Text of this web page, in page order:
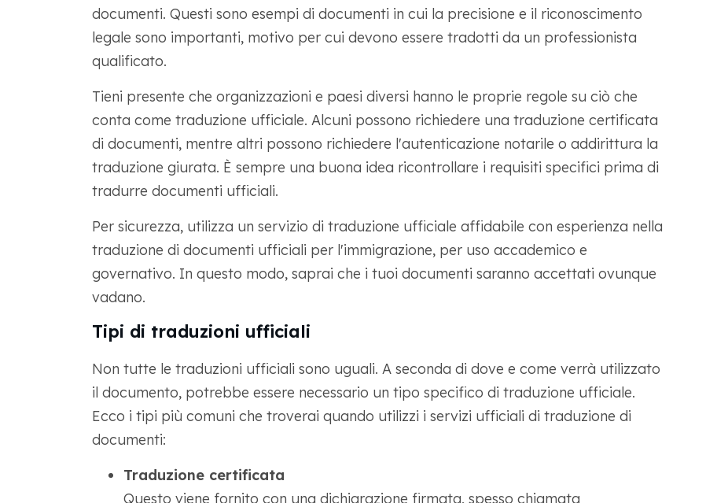
documenti. Questi sono esempi di documenti in cui la precisione e il riconoscimento
legale sono importanti, motivo per cui devono essere tradotti da un professionista
qualificato.
Tieni presente che organizzazioni e paesi diversi hanno le proprie regole su ciò che
conta come traduzione ufficiale. Alcuni possono richiedere una traduzione certificata
di documenti, mentre altri possono richiedere l'autenticazione notarile o addirittura la
traduzione giurata. È sempre una buona idea ricontrollare i requisiti specifici prima di
tradurre documenti ufficiali.
Per sicurezza, utilizza un servizio di traduzione ufficiale affidabile con esperienza nella
traduzione di documenti ufficiali per l'immigrazione, per uso accademico e
governativo. In questo modo, saprai che i tuoi documenti saranno accettati ovunque
vadano.
Tipi di traduzioni ufficiali
Non tutte le traduzioni ufficiali sono uguali. A seconda di dove e come verrà utilizzato
il documento, potrebbe essere necessario un tipo specifico di traduzione ufficiale.
Ecco i tipi più comuni che troverai quando utilizzi i servizi ufficiali di traduzione di
documenti:
Traduzione certificata
Questo viene fornito con una dichiarazione firmata, spesso chiamata